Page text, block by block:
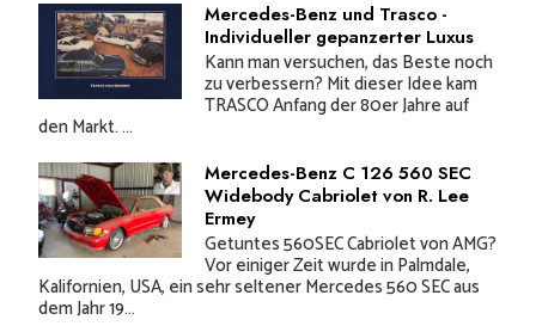
Mercedes-Benz und Trasco -
Individueller gepanzerter Luxus
Kann man versuchen, das Beste noch
zu verbessern? Mit dieser Idee kam
TRASCO Anfang der 80er Jahre auf
den Markt. ...
Mercedes-Benz C 126 560 SEC
Widebody Cabriolet von R. Lee
Ermey
Getuntes 560SEC Cabriolet von AMG?
Vor einiger Zeit wurde in Palmdale,
Kalifornien, USA, ein sehr seltener Mercedes 560 SEC aus
dem Jahr 19...